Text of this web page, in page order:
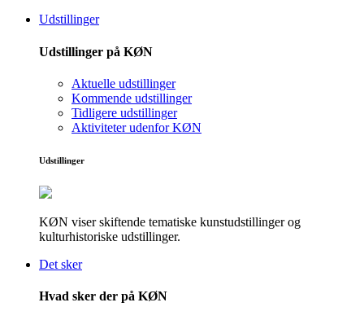
Udstillinger
Udstillinger på KØN
Aktuelle udstillinger
Kommende udstillinger
Tidligere udstillinger
Aktiviteter udenfor KØN
Udstillinger
KØN viser skiftende tematiske kunstudstillinger og
kulturhistoriske udstillinger.
Det sker
Hvad sker der på KØN